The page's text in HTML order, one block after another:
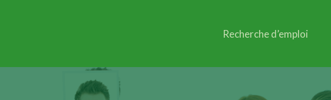
Recherche d’emploi